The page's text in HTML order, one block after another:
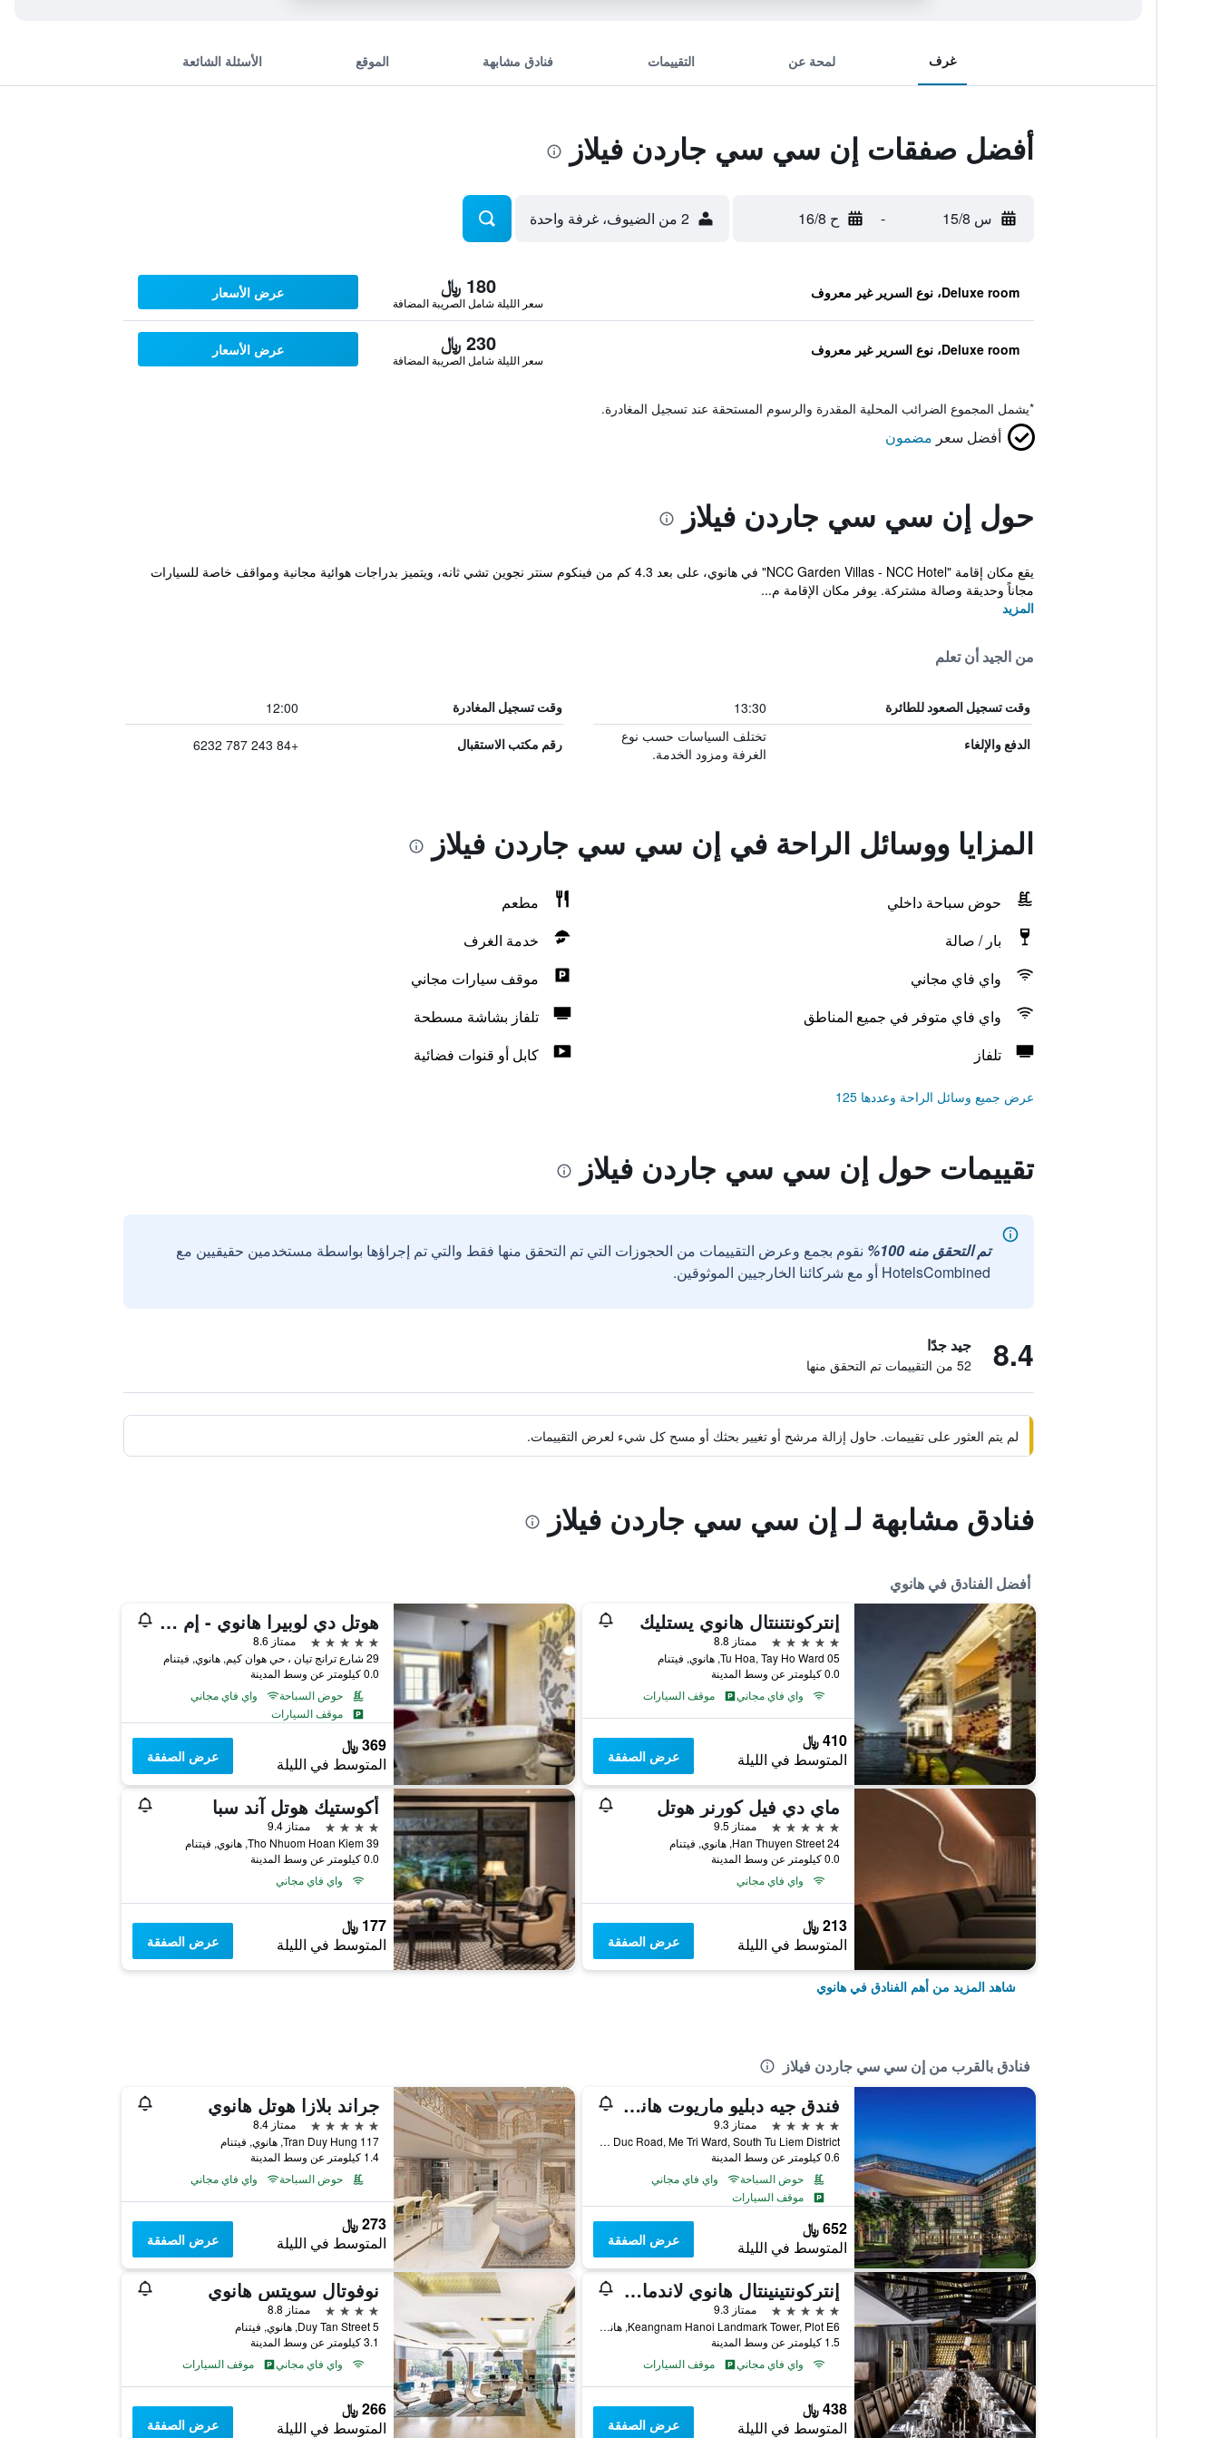
غرف لمحة عن التقييمات فنادق مشابهة الموقع الأسئلة الشائعة
أفضل صفقات إن سي سي جاردن فيلاز
س 15/8 - ح 16/8 2 من الضيوف، غرفة واحدة
Deluxe room، نوع السرير غير معروف 180 ﷼
سعر الليلة شامل الصريبة المضافة
عرض الأسعار
Deluxe room، نوع السرير غير معروف 230 ﷼
سعر الليلة شامل الصريبة المضافة
عرض الأسعار
*يشمل المجموع الضرائب المحلية المقدرة والرسوم المستحقة عند تسجيل المغادرة.
أفضل سعر مضمون
حول إن سي سي جاردن فيلاز
يقع مكان إقامة "NCC Garden Villas - NCC Hotel" في هانوي، على بعد 4.3 كم من فينكوم سنتر نجوين تشي ثانه، ويتميز بدراجات هوائية مجانية ومواقف خاصة للسيارات
مجاناً وحديقة وصالة مشتركة. يوفر مكان الإقامة م...
المزيد
من الجيد أن تعلم
وقت تسجيل الصعود للطائرة 13:30 وقت تسجيل المغادرة 12:00
الدفع والإلغاء
تختلف السياسات حسب نوع
الغرفة ومزود الخدمة.
رقم مكتب الاستقبال +84 243 787 6232
المزايا ووسائل الراحة في إن سي سي جاردن فيلاز
حوض سباحة داخلي
مطعم
بار / صالة
خدمة الغرف
واي فاي مجاني
موقف سيارات مجاني
واي فاي متوفر في جميع المناطق
تلفاز بشاشة مسطحة
تلفاز
كابل أو قنوات فضائية
عرض جميع وسائل الراحة وعددها 125
تقييمات حول إن سي سي جاردن فيلاز
تم التحقق منه 100%
نقوم بجمع وعرض التقييمات من الحجوزات التي تم التحقق منها فقط والتي تم إجراؤها بواسطة مستخدمين حقيقيين مع
HotelsCombined أو مع شركائنا الخارجيين الموثوقين.
8.4 جيد جدًا
52 من التقييمات تم التحقق منها
لم يتم العثور على تقييمات. حاول إزالة مرشح أو تغيير بحثك أو مسح كل شيء لعرض التقييمات.
فنادق مشابهة لـ إن سي سي جاردن فيلاز
أفضل الفنادق في هانوي
إنتركونتننتال هانوي يستليك
5 نجوم
ممتاز 8.8
05 Tu Hoa, Tay Ho Ward, هانوي, فيتنام
0.0 كيلومتر عن وسط المدينة
واي فاي مجاني
موقف السيارات
410 ﷼
المتوسط في الليلة عرض الصفقة
هوتل دي لوبيرا هانوي - إم جاليري
5 نجوم
ممتاز 8.6
29 شارع ترانج تيان ، حي هوان كيم, هانوي, فيتنام
0.0 كيلومتر عن وسط المدينة
حوض السباحة
واي فاي مجاني
موقف السيارات
369 ﷼
المتوسط في الليلة عرض الصفقة
ماي دي فيل كورنر هوتل
5 نجوم
ممتاز 9.5
24 Han Thuyen Street, هانوي, فيتنام
0.0 كيلومتر عن وسط المدينة
واي فاي مجاني
213 ﷼
المتوسط في الليلة عرض الصفقة
أكوستيك هوتل آند سبا
4 نجوم
ممتاز 9.4
39 Tho Nhuom Hoan Kiem, هانوي, فيتنام
0.0 كيلومتر عن وسط المدينة
واي فاي مجاني
177 ﷼
المتوسط في الليلة عرض الصفقة
شاهد المزيد من أهم الفنادق في هانوي
فنادق بالقرب من إن سي سي جاردن فيلاز
فندق جيه دبليو ماريوت هانوي
5 نجوم
ممتاز 9.3
No 8 Do Duc Duc Road, Me Tri Ward, South Tu Liem District, هانوي, فيتنام
0.6 كيلومتر عن وسط المدينة
حوض السباحة
واي فاي مجاني
موقف السيارات
652 ﷼
المتوسط في الليلة عرض الصفقة
جراند بلازا هوتل هانوي
5 نجوم
ممتاز 8.4
117 Tran Duy Hung, هانوي, فيتنام
1.4 كيلومتر عن وسط المدينة
حوض السباحة
واي فاي مجاني
273 ﷼
المتوسط في الليلة عرض الصفقة
إنتركونتينينتال هانوي لاندمارك 2 باي آيتش جي
5 نجوم
ممتاز 9.3
Keangnam Hanoi Landmark Tower, Plot E6, هانوي, فيتنام
1.5 كيلومتر عن وسط المدينة
واي فاي مجاني
موقف السيارات
438 ﷼
المتوسط في الليلة عرض الصفقة
نوفوتال سويتس هانوي
4 نجوم
ممتاز 8.8
5 Duy Tan Street, هانوي, فيتنام
3.1 كيلومتر عن وسط المدينة
واي فاي مجاني
موقف السيارات
266 ﷼
المتوسط في الليلة عرض الصفقة